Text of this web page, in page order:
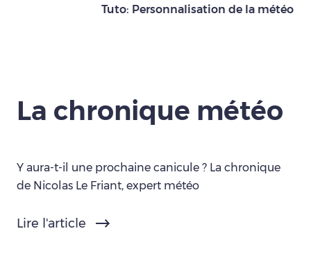
Tuto: Personnalisation de la météo
La chronique météo
Y aura-t-il une prochaine canicule ? La chronique
de Nicolas Le Friant, expert météo
Lire l'article